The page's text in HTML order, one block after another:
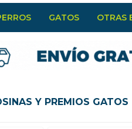
GATOS OTRAS
Y PREMIOS GATOS